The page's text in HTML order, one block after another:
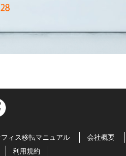
フィス移転マニュアル 会社概要
利用規約